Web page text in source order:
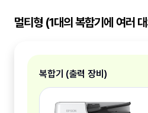
멀티형 (1대의 복합기에 여러
복합기 (출력 장비)